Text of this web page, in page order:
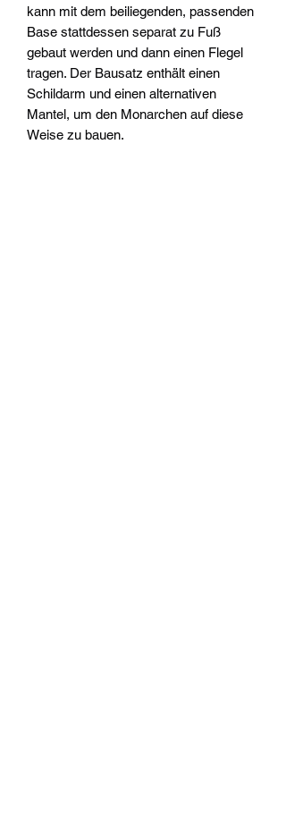
kann mit dem beiliegenden, passenden
Base stattdessen separat zu Fuß
gebaut werden und dann einen Flegel
tragen. Der Bausatz enthält einen
Schildarm und einen alternativen
Mantel, um den Monarchen auf diese
Weise zu bauen.